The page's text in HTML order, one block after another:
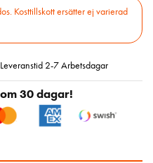
Kosttillskott ersätter ej varierad
Leveranstid 2-7 Arbetsdagar
30 dagar!